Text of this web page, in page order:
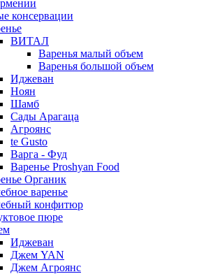
консервации
ВИТАЛ
Варенья малый объем
Варенья большой объем
Иджеван
Ноян
Шамб
Сады Арагаца
Агроянс
te Gusto
Варга - Фуд
Варенье Proshyan Food
Органик
варенье
конфитюр
пюре
Иджеван
Джем YAN
Джем Агроянс